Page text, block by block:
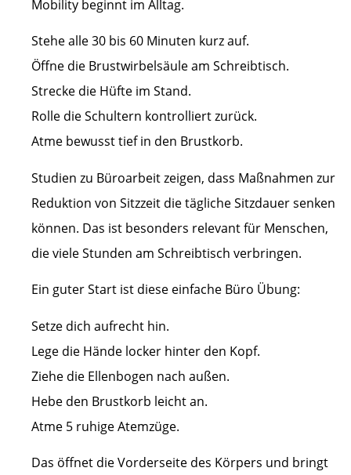
Mobility beginnt im Alltag.
Stehe alle 30 bis 60 Minuten kurz auf.
Öffne die Brustwirbelsäule am Schreibtisch.
Strecke die Hüfte im Stand.
Rolle die Schultern kontrolliert zurück.
Atme bewusst tief in den Brustkorb.
Studien zu Büroarbeit zeigen, dass Maßnahmen zur
Reduktion von Sitzzeit die tägliche Sitzdauer senken
können. Das ist besonders relevant für Menschen,
die viele Stunden am Schreibtisch verbringen.
Ein guter Start ist diese einfache Büro Übung:
Setze dich aufrecht hin.
Lege die Hände locker hinter den Kopf.
Ziehe die Ellenbogen nach außen.
Hebe den Brustkorb leicht an.
Atme 5 ruhige Atemzüge.
Das öffnet die Vorderseite des Körpers und bringt